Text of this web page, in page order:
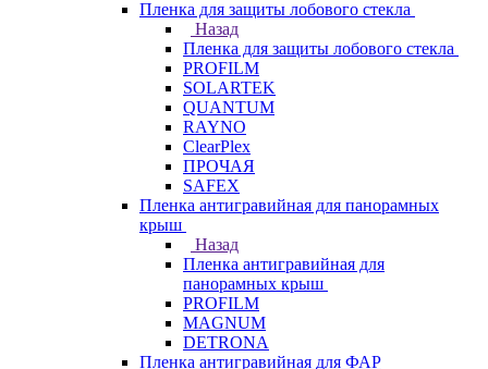
Пленка для защиты лобового стекла
Назад
Пленка для защиты лобового стекла
PROFILM
SOLARTEK
QUANTUM
RAYNO
ClearPlex
ПРОЧАЯ
SAFEX
Пленка антигравийная для панорамных
крыш
Назад
Пленка антигравийная для
панорамных крыш
PROFILM
MAGNUM
DETRONA
Пленка антигравийная для ФАР